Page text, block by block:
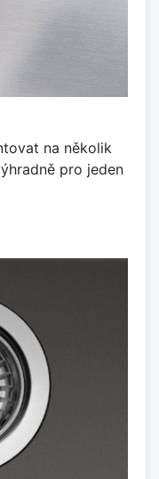
na několik
pro jeden